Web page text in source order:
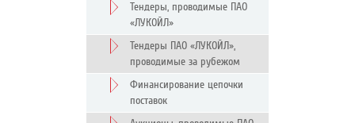
Тендеры, проводимые ПАО
«ЛУКОЙЛ»
Тендеры ПАО «ЛУКОЙЛ»,
проводимые за рубежом
Финансирование цепочки
поставок